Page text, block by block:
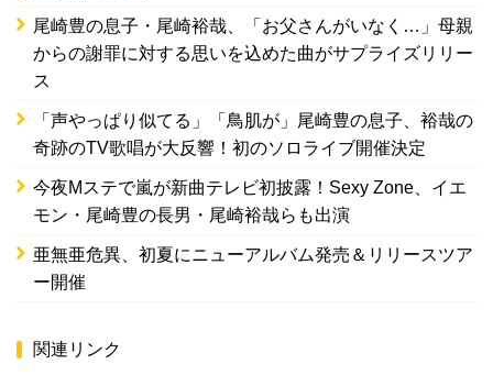
尾崎豊の息子・尾崎裕哉、「お父さんがいなく…」母親
からの謝罪に対する思いを込めた曲がサプライズリリー
ス
「声やっぱり似てる」「鳥肌が」尾崎豊の息子、裕哉の
奇跡のTV歌唱が大反響！初のソロライブ開催決定
今夜Mステで嵐が新曲テレビ初披露！Sexy Zone、イエ
モン・尾崎豊の長男・尾崎裕哉らも出演
亜無亜危異、初夏にニューアルバム発売＆リリースツア
ー開催
関連リンク